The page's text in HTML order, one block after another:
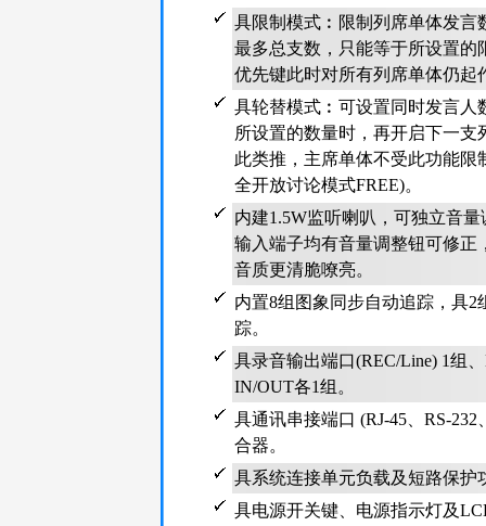
具限制模式︰限制列席单体发言
最多总支数，只能等于所设置的
优先键此时对所有列席单体仍起
具轮替模式︰可设置同时发言人
所设置的数量时，再开启下一
此类推，主席单体不受此功能
全开放讨论模式FREE)。
内建1.5W监听喇叭，可独立音
输入端子均有音量调整钮可修正
音质更清脆嘹亮。
内置8组图象同步自动追踪，具
踪。
具录音输出端口(REC/Line) 1组
IN/OUT各1组。
具通讯串接端口 (RJ-45、RS-
合器。
具系统连接单元负载及短路保护
具电源开关键、电源指示灯及